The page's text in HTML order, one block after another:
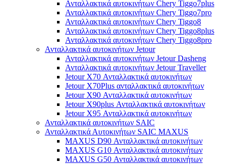
Ανταλλακτικά αυτοκινήτων Chery Tiggo7plus
Ανταλλακτικά αυτοκινήτων Chery Tiggo7pro
Ανταλλακτικά αυτοκινήτων Chery Tiggo8
Ανταλλακτικά αυτοκινήτων Chery Tiggo8plus
Ανταλλακτικά αυτοκινήτων Chery Tiggo8pro
Ανταλλακτικά αυτοκινήτων Jetour
Ανταλλακτικά αυτοκινήτων Jetour Dasheng
Ανταλλακτικά αυτοκινήτων Jetour Traveller
Jetour X70 Ανταλλακτικά αυτοκινήτων
Jetour X70Plus ανταλλακτικά αυτοκινήτων
Jetour X90 Ανταλλακτικά αυτοκινήτων
Jetour X90plus Ανταλλακτικά αυτοκινήτων
Jetour X95 Ανταλλακτικά αυτοκινήτων
Ανταλλακτικά αυτοκινήτων SAIC
Ανταλλακτικά Αυτοκινήτων SAIC MAXUS
MAXUS D90 Ανταλλακτικά αυτοκινήτων
MAXUS G10 Ανταλλακτικά αυτοκινήτων
MAXUS G50 Ανταλλακτικά αυτοκινήτων